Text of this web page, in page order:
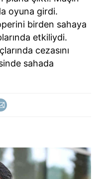
oyuna girdi.
birden sahaya
etkiliydi.
cezasını
sahada